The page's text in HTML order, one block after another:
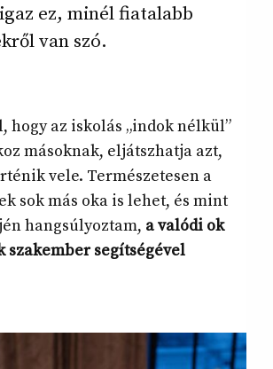
ez, minél fiatalabb
van szó.
hogy az iskolás „indok nélkül”
másoknak, eljátszhatja azt,
vele. Természetesen a
sok más oka is lehet, és mint
hangsúlyoztam, a valódi ok
szakember segítségével